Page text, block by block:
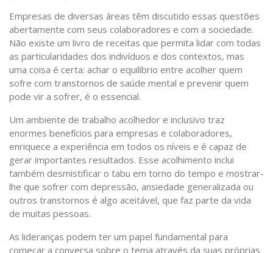
Empresas de diversas áreas têm discutido essas questões
abertamente com seus colaboradores e com a sociedade.
Não existe um livro de receitas que permita lidar com todas
as particularidades dos indivíduos e dos contextos, mas
uma coisa é certa: achar o equilíbrio entre acolher quem
sofre com transtornos de saúde mental e prevenir quem
pode vir a sofrer, é o essencial.
Um ambiente de trabalho acolhedor e inclusivo traz
enormes benefícios para empresas e colaboradores,
enriquece a experiência em todos os níveis e é capaz de
gerar importantes resultados. Esse acolhimento inclui
também desmistificar o tabu em torno do tempo e mostrar-
lhe que sofrer com depressão, ansiedade generalizada ou
outros transtornos é algo aceitável, que faz parte da vida
de muitas pessoas.
As lideranças podem ter um papel fundamental para
começar a conversa sobre o tema através da suas próprias